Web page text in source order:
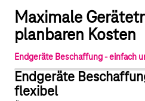
Maximale
planbaren Kosten
Endgeräte Beschaffung - einfach
Endgeräte
flexibel